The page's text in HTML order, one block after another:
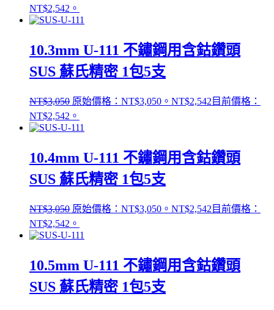
NT$2,542。
10.3mm U-111 不鏽鋼用含鈷鑽頭
SUS 蘇氏精密 1包5支
NT$3,050 原始價格：NT$3,050。 NT$2,542 目前價格：
NT$2,542。
10.4mm U-111 不鏽鋼用含鈷鑽頭
SUS 蘇氏精密 1包5支
NT$3,050 原始價格：NT$3,050。 NT$2,542 目前價格：
NT$2,542。
10.5mm U-111 不鏽鋼用含鈷鑽頭
SUS 蘇氏精密 1包5支